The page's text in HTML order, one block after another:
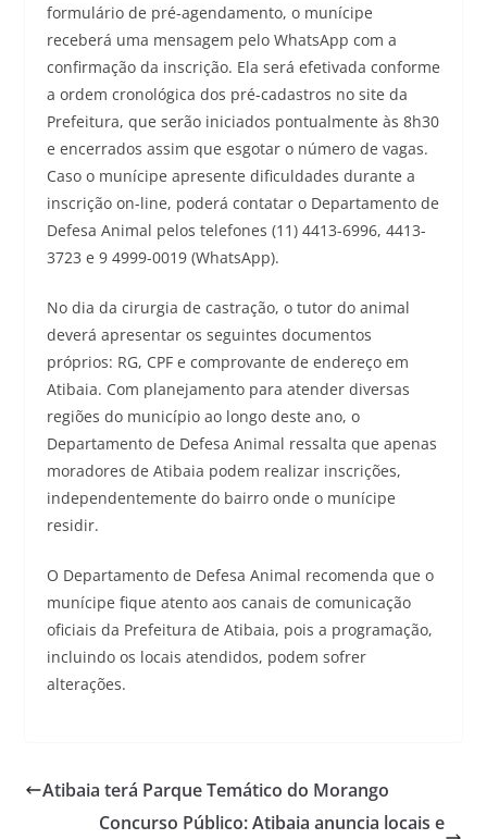
formulário de pré-agendamento, o munícipe
receberá uma mensagem pelo WhatsApp com a
confirmação da inscrição. Ela será efetivada conforme
a ordem cronológica dos pré-cadastros no site da
Prefeitura, que serão iniciados pontualmente às 8h30
e encerrados assim que esgotar o número de vagas.
Caso o munícipe apresente dificuldades durante a
inscrição on-line, poderá contatar o Departamento de
Defesa Animal pelos telefones (11) 4413-6996, 4413-
3723 e 9 4999-0019 (WhatsApp).
No dia da cirurgia de castração, o tutor do animal
deverá apresentar os seguintes documentos
próprios: RG, CPF e comprovante de endereço em
Atibaia. Com planejamento para atender diversas
regiões do município ao longo deste ano, o
Departamento de Defesa Animal ressalta que apenas
moradores de Atibaia podem realizar inscrições,
independentemente do bairro onde o munícipe
residir.
O Departamento de Defesa Animal recomenda que o
munícipe fique atento aos canais de comunicação
oficiais da Prefeitura de Atibaia, pois a programação,
incluindo os locais atendidos, podem sofrer
alterações.
Atibaia terá Parque Temático do Morango
Concurso Público: Atibaia anuncia locais e